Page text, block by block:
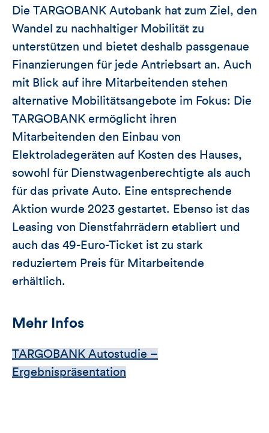
Die TARGOBANK Autobank hat zum Ziel, den
Wandel zu nachhaltiger Mobilität zu
unterstützen und bietet deshalb passgenaue
Finanzierungen für jede Antriebsart an. Auch
mit Blick auf ihre Mitarbeitenden stehen
alternative Mobilitätsangebote im Fokus: Die
TARGOBANK ermöglicht ihren
Mitarbeitenden den Einbau von
Elektroladegeräten auf Kosten des Hauses,
sowohl für Dienstwagenberechtigte als auch
für das private Auto. Eine entsprechende
Aktion wurde 2023 gestartet. Ebenso ist das
Leasing von Dienstfahrrädern etabliert und
auch das 49-Euro-Ticket ist zu stark
reduziertem Preis für Mitarbeitende
erhältlich.
Mehr Infos
TARGOBANK Autostudie –
Ergebnispräsentation